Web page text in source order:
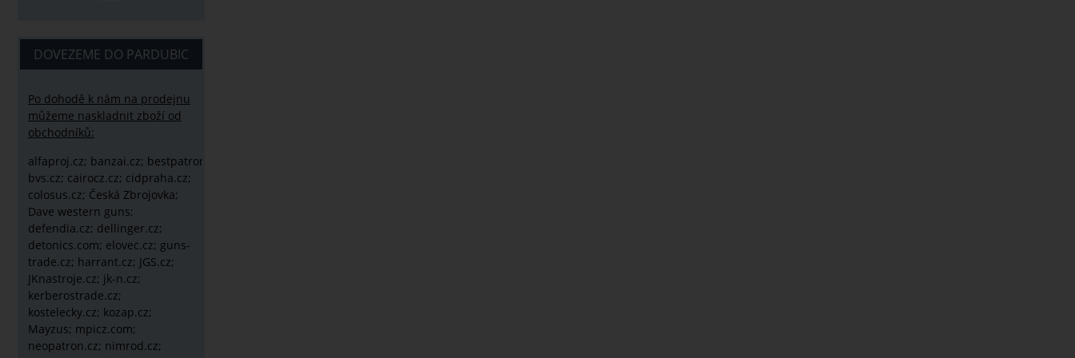
DOVEZEME DO PARDUBIC
Po dohodě k nám na prodejnu
můžeme naskladnit zboží od
obchodníků:
alfaproj.cz; banzai.cz; bestpatron.eu;
bvs.cz; cairocz.cz; cidpraha.cz;
colosus.cz; Česká Zbrojovka;
Dave western guns;
defendia.cz; dellinger.cz;
detonics.com; elovec.cz; guns-
trade.cz; harrant.cz; JGS.cz;
JKnastroje.cz; jk-n.cz;
kerberostrade.cz;
kostelecky.cz; kozap.cz;
Mayzus; mpicz.com;
neopatron.cz; nimrod.cz;